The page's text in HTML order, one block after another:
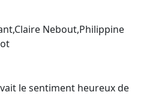
Nebout,Philippine
le sentiment heureux de